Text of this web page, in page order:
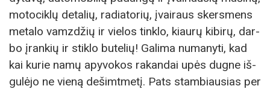
mo­to­cik­lų de­ta­lių, ra­dia­to­rių, įvai­raus sker­smens
me­ta­lo vamz­džių ir vie­los tinklo, kiau­rų ki­bi­rų, dar­
bo įran­kių ir stik­lo bu­te­lių! Ga­li­ma nu­ma­ny­ti, kad
kai ku­rie na­mų apy­vo­kos ra­kan­dai upės dug­ne iš­
gu­lė­jo ne vie­ną de­šimt­me­tį. Pats stam­biau­sias per